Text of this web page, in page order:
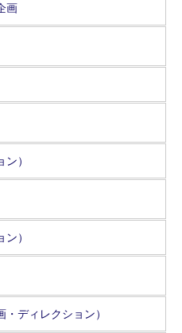
画
）
）
ディレクション）